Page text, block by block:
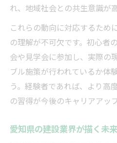
れ、地域社会との共生意識が
これらの動向に対応するため
の理解が不可欠です。初心者
会や見学会に参加し、実際の
ブル施策が行われているか体
う。経験者であれば、より高
の習得が今後のキャリアアッ
愛知県の建設業界が描く未